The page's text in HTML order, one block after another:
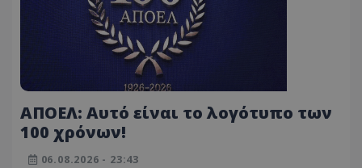
ΑΠΟΕΛ: Αυτό είναι το λογότυπο των
100 χρόνων!
06.08.2026 - 23:43